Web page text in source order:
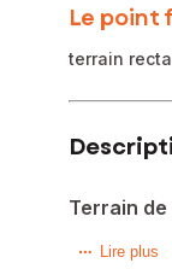
Le point
terrain
Terrain de
C'est entre
Lire plus